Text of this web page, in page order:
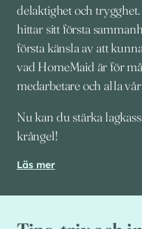
delaktighet och
hittar sitt första
första känsla av att
vad HomeMaid är för
medarbetare och alla
Nu kan du stärka
krångel!
Läs mer